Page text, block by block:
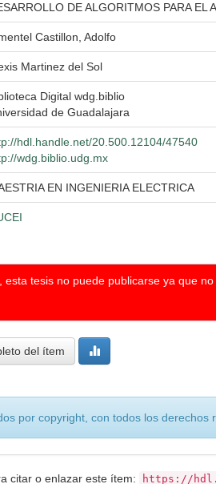
DE ALGORITMOS PARA EL
Castillon, Adolfo
Martinez del Sol
Digital wdg.biblio
de Guadalajara
hdl.handle.net/20.500.12104/47540
wdg.biblio.udg.mx
EN INGENIERIA ELECTRICA
esta tesis no puede publicarse ya que
del ítem
por copyright, con todos los derechos
citar o enlazar este ítem: https://